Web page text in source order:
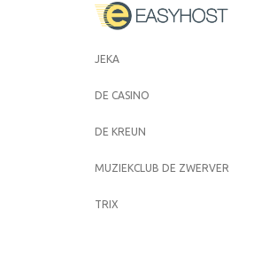
JEKA
DE CASINO
DE KREUN
MUZIEKCLUB DE ZWERVER
TRIX